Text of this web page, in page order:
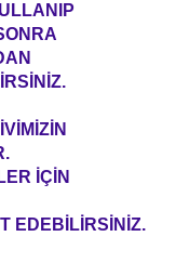
İÇİN
EDEBİLİRSİNİZ.